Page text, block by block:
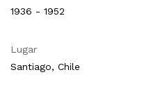
1936 - 1952
Lugar
Santiago, Chile